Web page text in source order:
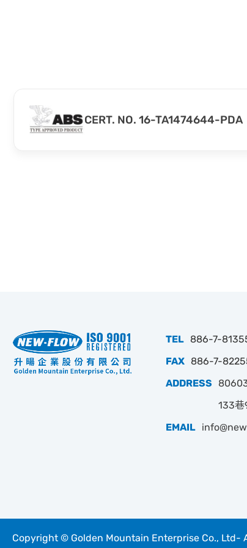
CERT. NO. 16-TA1474644-PDA
TEL 886-7-
FAX 886-7-
ADDRESS
133巷
EMAIL
Copyright © Golden Mountain Enterprise Co., Ltd-